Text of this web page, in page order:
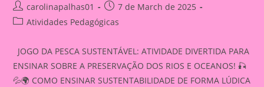
Post
author:
carolinapalhas01
Post
published:
7 de March de 2025
PostAtividades Pedagógicas
JOGO DA PESCA SUSTENTÁVEL: ATIVIDADE DIVERTIDA PARA
ENSINAR SOBRE A PRESERVAÇÃO DOS RIOS E OCEANOS! 🎣
💦🌍 COMO ENSINAR SUSTENTABILIDADE DE FORMA LÚDICA